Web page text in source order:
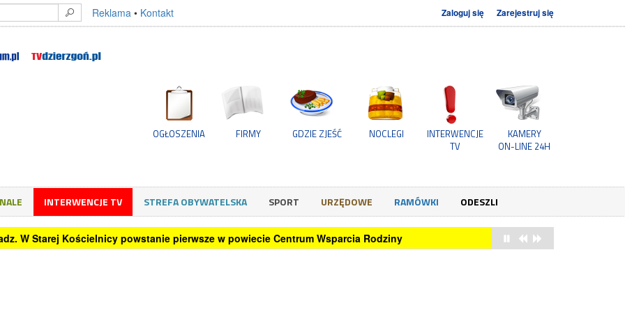
Reklama • Kontakt Zaloguj się Zarejestruj się
OGŁOSZENIA FIRMY GDZIE ZJEŚĆ NOCLEGI
INTERWENCJE
TV
KAMERY
ON-LINE 24H
INTERWENCJE TV STREFA OBYWATELSKA SPORT URZĘDOWE RAMÓWKI ODESZLI
office? Sprawdzamy